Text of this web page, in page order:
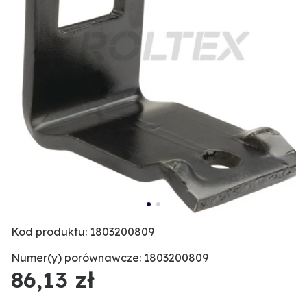
Kod produktu: 1803200809
Numer(y) porównawcze: 1803200809
86,13 zł